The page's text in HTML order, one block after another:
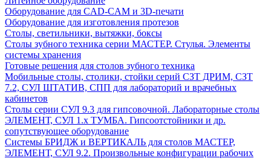
Оборудование для CAD-CAM и 3D-печати
Оборудование для изготовления протезов
Cтолы, светильники, вытяжки, боксы
Столы зубного техника серии МАСТЕР. Стулья. Элементы
системы хранения
Готовые решения для столов зубного техника
Мобильные столы, столики, стойки серий СЗТ ДРИМ, СЗТ
7.2, СУЛ ШТАТИВ, СПП для лабораторий и врачебных
кабинетов
Столы серии СУЛ 9.3 для гипсовочной. Лабораторные столы
ЭЛЕМЕНТ, СУЛ 1.х ТУМБА. Гипсоотстойники и др.
сопутствующее оборудование
Системы БРИДЖ и ВЕРТИКАЛЬ для столов МАСТЕР,
ЭЛЕМЕНТ, СУЛ 9.2. Произвольные конфигурации рабочих